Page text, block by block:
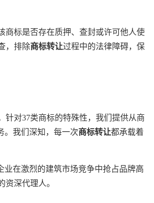
商标是否存在质押、查封或许可他人使
，排除商标转让过程中的法律障碍，保
对37类商标的特殊性，我们提供从商
。我们深知，每一次商标转让都承载着
业在激烈的建筑市场竞争中抢占品牌高
深代理人。